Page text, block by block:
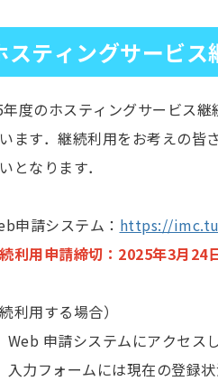
スティングサービ
度のホスティングサービス
ます．継続利用をお考えの皆
となります．
申請システム： https://
利用申請締切：2025年3月24
続利用する場合）
申請システムにアクセス
力フォームには現在の登録